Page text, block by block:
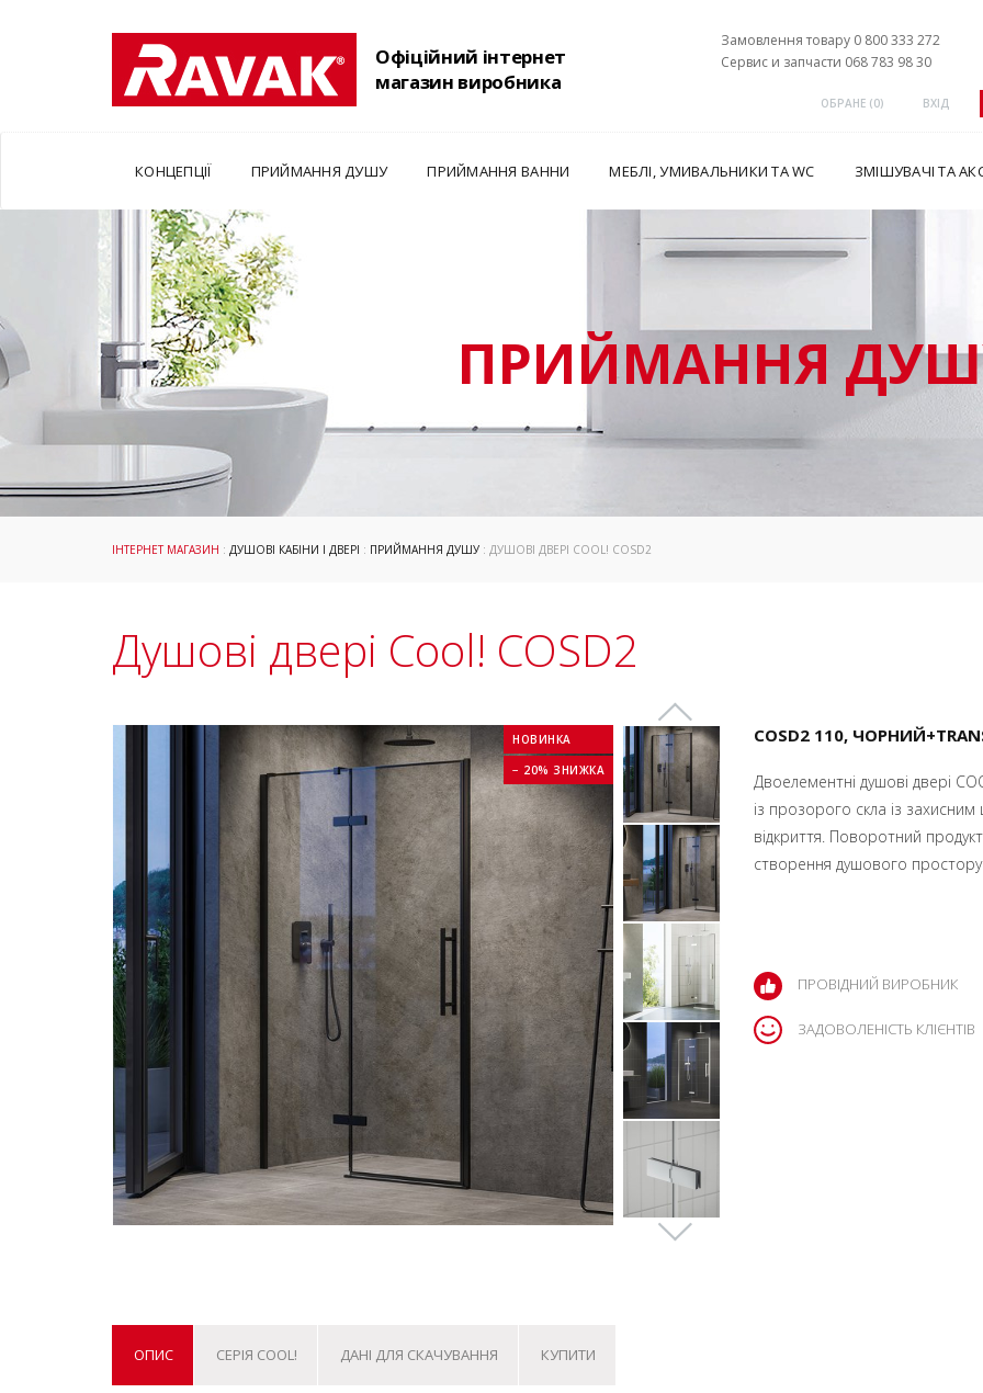
Офіційний інтернет
магазин виробника
Замовлення товару 0 800 333 272
Сервис и запчасти 068 783 98 30
ОБРАНЕ (0) ВХІД
КОНЦЕПЦІЇ ПРИЙМАННЯ ДУШУ ПРИЙМАННЯ ВАННИ МЕБЛІ, УМИВАЛЬНИКИ ТА WC ЗМІШУВАЧІ ТА
ПРИЙМАННЯ
ІНТЕРНЕТ МАГАЗИН : ДУШОВІ КАБІНИ І ДВЕРІ : ПРИЙМАННЯ ДУШУ : ДУШОВІ ДВЕРІ COOL! COSD2
Душові двері Cool! COSD2
НОВИНКА
− 20% ЗНИЖКА
COSD2 110,
Двоелементні душові двері
із прозорого скла із
відкриття. Поворотний
створення душового
ПРОВІДНИЙ ВИРОБНИК
ЗАДОВОЛЕНІСТЬ КЛІЄНТІВ
ОПИС СЕРІЯ COOL! ДАНІ ДЛЯ СКАЧУВАННЯ КУПИТИ